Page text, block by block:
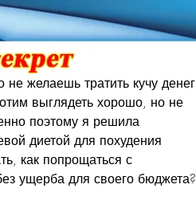
желаешь тратить кучу денег
выглядеть хорошо, но не
поэтому я решила
диетой для похудения
как попрощаться с
ущерба для своего бюджета?